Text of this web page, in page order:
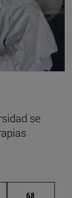
se
intermedias
Página
68